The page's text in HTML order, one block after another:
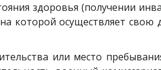
здоровья (получении
которой осуществляет
или место